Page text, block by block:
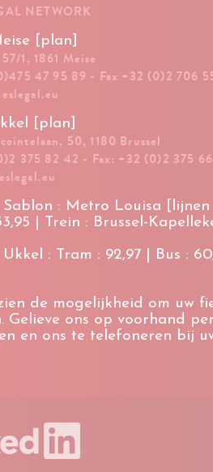
NETWORK
[plan]
1, 1861 Meise
47 95 89 - Fax +32 (0)2 706
[plan]
50, 1180 Brussel
375 82 42 - Fax: +32 (0)2 375
Sablon : Metro Louisa [lijnen
| Trein : Brussel-
: Tram : 92,97 | Bus :
de mogelijkheid om uw
Gelieve ons op voorhand
en ons te telefoneren bij